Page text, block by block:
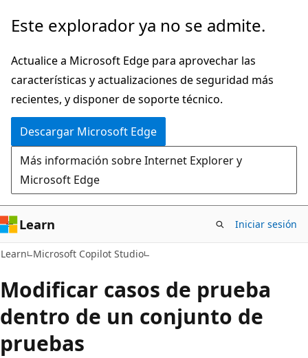
Ir
contenido
principal
Este explorador ya no se admite.
Actualice a Microsoft Edge para aprovechar las
características y actualizaciones de seguridad más
recientes, y disponer de soporte técnico.
Descargar Microsoft Edge
Más información sobre Internet Explorer y
Microsoft Edge
Learn Iniciar sesión
Learn Microsoft Copilot Studio
Modificar casos de prueba
dentro de un conjunto de
pruebas